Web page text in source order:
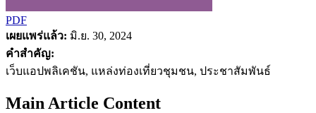
PDF
เผยแพร่แล้ว: มิ.ย. 30, 2024
คำสำคัญ:
เว็บแอปพลิเคชัน, แหล่งท่องเที่ยวชุมชน, ประชาสัมพันธ์
Main Article Content